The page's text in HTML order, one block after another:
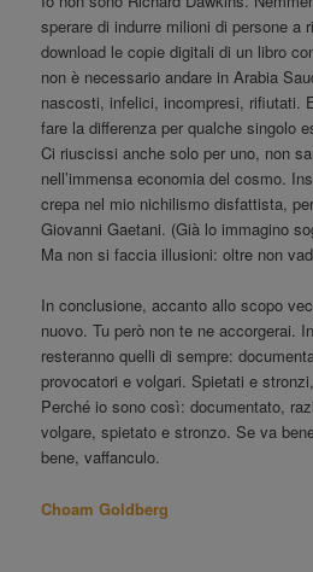
sperare di indurre milioni di persone a
download le copie digitali di un libro
non è necessario andare in Arabia
nascosti, infelici, incompresi, rifiutati.
fare la differenza per qualche singolo
Ci riuscissi anche solo per uno, non
nell’immensa economia del cosmo.
crepa nel mio nichilismo disfattista,
Giovanni Gaetani. (Già lo immagino
Ma non si faccia illusioni: oltre non
In conclusione, accanto allo scopo
nuovo. Tu però non te ne accorgerai.
resteranno quelli di sempre:
provocatori e volgari. Spietati e
Perché io sono così: documentato,
volgare, spietato e stronzo. Se va
bene, vaffanculo.
Choam Goldberg